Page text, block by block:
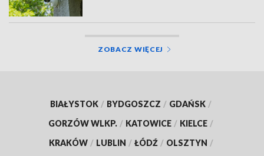
ZOBACZ WIĘCEJ
BIAŁYSTOK / BYDGOSZCZ / GDAŃSK /
GORZÓW WLKP. / KATOWICE / KIELCE /
KRAKÓW / LUBLIN / ŁÓDŹ / OLSZTYN /